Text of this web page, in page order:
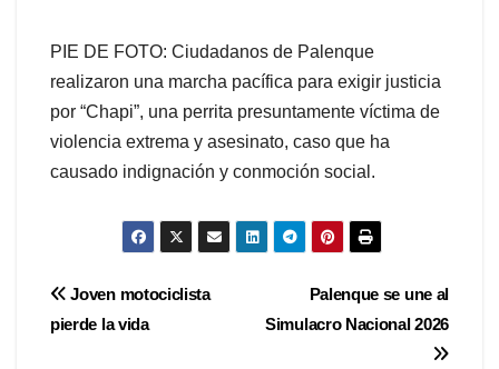
PIE DE FOTO: Ciudadanos de Palenque
realizaron una marcha pacífica para exigir justicia
por “Chapi”, una perrita presuntamente víctima de
violencia extrema y asesinato, caso que ha
causado indignación y conmoción social.
Navegación
de
Palenque se une al
Simulacro Nacional 2026
Joven motociclista
pierde la vida